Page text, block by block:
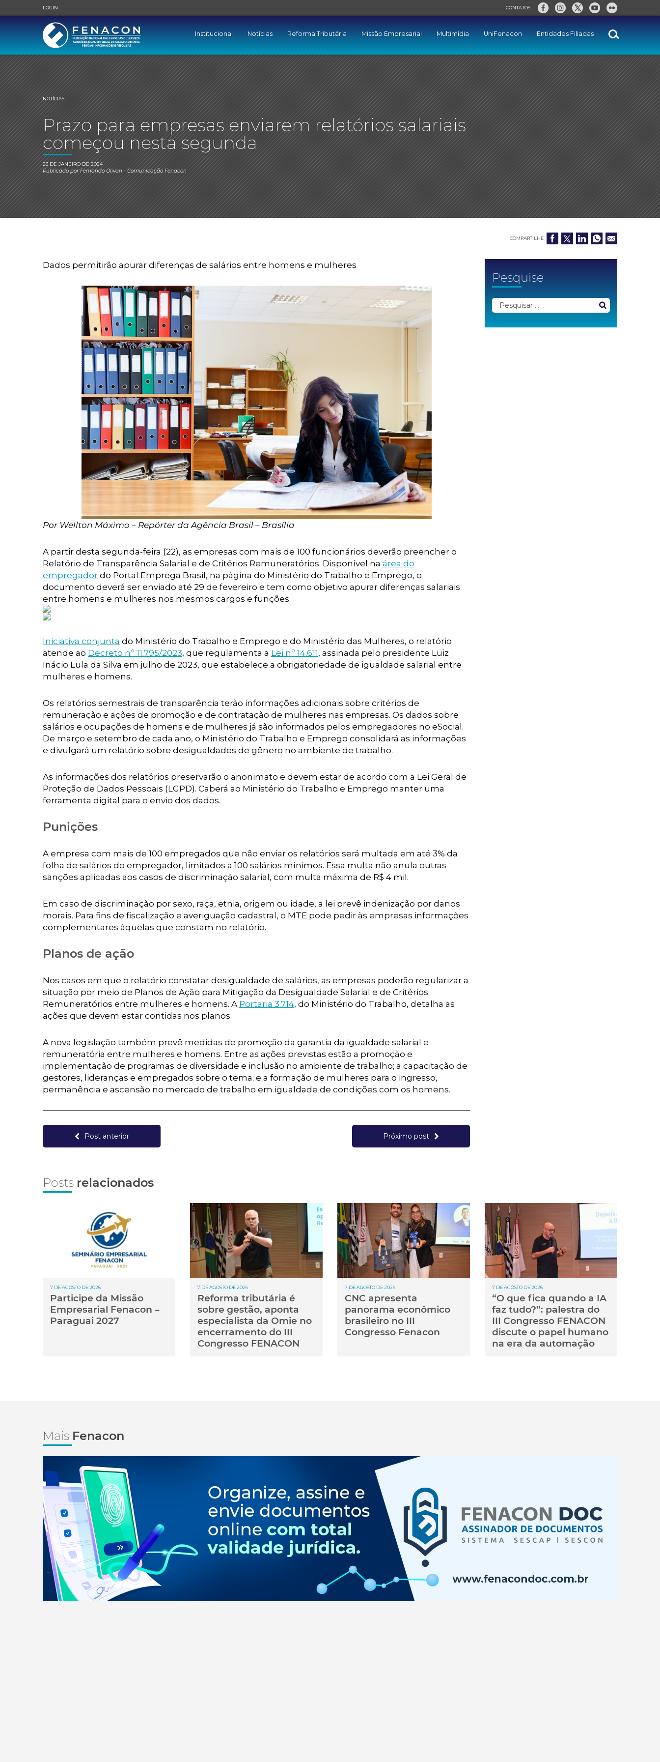
LOGIN CONTATOS
Institucional Notícias Reforma Tributária Missão Empresarial Multimídia UniFenacon Entidades Filiadas
NOTÍCIAS
Prazo para empresas enviarem relatórios salariais
começou nesta segunda
23 DE JANEIRO DE 2024
Publicado porFernando Olivan- Comunicação Fenacon
COMPARTILHE
Dados permitirão apurar diferenças de salários entre homens e mulheres
Por Wellton Máximo – Repórter da Agência Brasil – Brasília
A partir desta segunda-feira (22), as empresas com mais de 100 funcionários deverão preencher o
Relatório de Transparência Salarial e de Critérios Remuneratórios. Disponível na área do
empregador do Portal Emprega Brasil, na página do Ministério do Trabalho e Emprego, o
documento deverá ser enviado até 29 de fevereiro e tem como objetivo apurar diferenças salariais
entre homens e mulheres nos mesmos cargos e funções.
Iniciativa conjunta do Ministério do Trabalho e Emprego e do Ministério das Mulheres, o relatório
atende ao Decreto nº 11.795/2023, que regulamenta a Lei nº 14.611, assinada pelo presidente Luiz
Inácio Lula da Silva em julho de 2023, que estabelece a obrigatoriedade de igualdade salarial entre
mulheres e homens.
Os relatórios semestrais de transparência terão informações adicionais sobre critérios de
remuneração e ações de promoção e de contratação de mulheres nas empresas. Os dados sobre
salários e ocupações de homens e de mulheres já são informados pelos empregadores no eSocial.
De março e setembro de cada ano, o Ministério do Trabalho e Emprego consolidará as informações
e divulgará um relatório sobre desigualdades de gênero no ambiente de trabalho.
As informações dos relatórios preservarão o anonimato e devem estar de acordo com a Lei Geral de
Proteção de Dados Pessoais (LGPD). Caberá ao Ministério do Trabalho e Emprego manter uma
ferramenta digital para o envio dos dados.
Punições
A empresa com mais de 100 empregados que não enviar os relatórios será multada em até 3% da
folha de salários do empregador, limitados a 100 salários mínimos. Essa multa não anula outras
sanções aplicadas aos casos de discriminação salarial, com multa máxima de R$ 4 mil.
Em caso de discriminação por sexo, raça, etnia, origem ou idade, a lei prevê indenização por danos
morais. Para fins de fiscalização e averiguação cadastral, o MTE pode pedir às empresas informações
complementares àquelas que constam no relatório.
Planos de ação
Nos casos em que o relatório constatar desigualdade de salários, as empresas poderão regularizar a
situação por meio de Planos de Ação para Mitigação da Desigualdade Salarial e de Critérios
Remuneratórios entre mulheres e homens. A Portaria 3.714, do Ministério do Trabalho, detalha as
ações que devem estar contidas nos planos.
A nova legislação também prevê medidas de promoção da garantia da igualdade salarial e
remuneratória entre mulheres e homens. Entre as ações previstas estão a promoção e
implementação de programas de diversidade e inclusão no ambiente de trabalho; a capacitação de
gestores, lideranças e empregados sobre o tema; e a formação de mulheres para o ingresso,
permanência e ascensão no mercado de trabalho em igualdade de condições com os homens.
Post anterior Próximo post
Pesquise
Posts relacionados
7 DE AGOSTO DE 2026
Participe da Missão
Empresarial Fenacon –
Paraguai 2027
7 DE AGOSTO DE 2026
Reforma tributária é
sobre gestão, aponta
especialista da Omie no
encerramento do III
Congresso FENACON
7 DE AGOSTO DE 2026
CNC apresenta
panorama econômico
brasileiro no III
Congresso Fenacon
7 DE AGOSTO DE 2026
“O que fica quando a IA
faz tudo?”: palestra do
III Congresso FENACON
discute o papel humano
na era da automação
Mais Fenacon